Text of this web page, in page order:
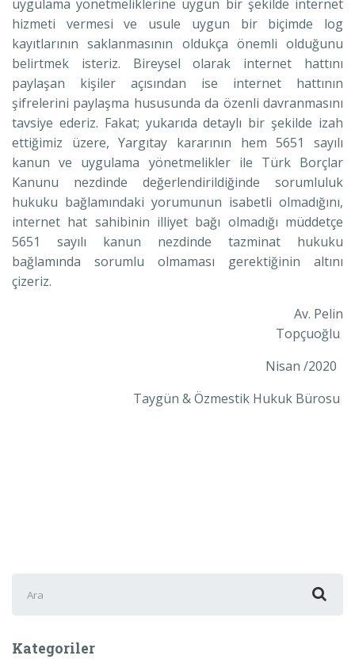
uygulama yönetmeliklerine uygun bir şekilde internet
hizmeti vermesi ve usule uygun bir biçimde log
kayıtlarının saklanmasının oldukça önemli olduğunu
belirtmek isteriz. Bireysel olarak internet hattını
paylaşan kişiler açısından ise internet hattının
şifrelerini paylaşma hususunda da özenli davranmasını
tavsiye ederiz. Fakat; yukarıda detaylı bir şekilde izah
ettiğimiz üzere, Yargıtay kararının hem 5651 sayılı
kanun ve uygulama yönetmelikler ile Türk Borçlar
Kanunu nezdinde değerlendirildiğinde sorumluluk
hukuku bağlamındaki yorumunun isabetli olmadığını,
internet hat sahibinin illiyet bağı olmadığı müddetçe
5651 sayılı kanun nezdinde tazminat hukuku
bağlamında sorumlu olmaması gerektiğinin altını
çizeriz.
Av. Pelin
Topçuoğlu
Nisan /2020
Taygün & Özmestik Hukuk Bürosu
ara:
Kategoriler